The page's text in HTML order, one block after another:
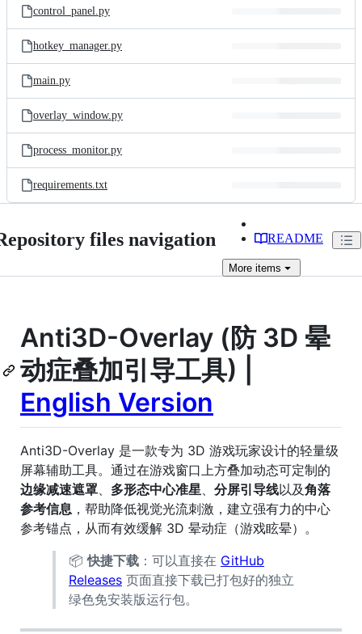
control_panel.py
hotkey_manager.py
main.py
overlay_window.py
process_monitor.py
requirements.txt
files navigation README
More items
Anti3D-Overlay (防 3D 晕
动症叠加引导工具) |
English Version
Anti3D-Overlay 是一款专为 3D 游戏玩家设计的轻量级
屏幕辅助工具。通过在游戏窗口上方叠加动态可定制的
边缘减速遮罩
多形态中心准星 分屏引导线以及角落
参考信息 ，帮助降低视觉光流刺激，建立强有力的中心
参考锚点，从而有效缓解 3D 晕动症（游戏眩晕）。
📦快捷下载 ：可以直接在 GitHub
Releases 页面直接下载已打包好的独立
绿色免安装版运行包。